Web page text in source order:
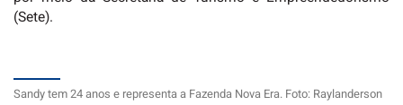
(Sete).
Sandy tem 24 anos e representa a Fazenda Nova Era. Foto: Raylanderson